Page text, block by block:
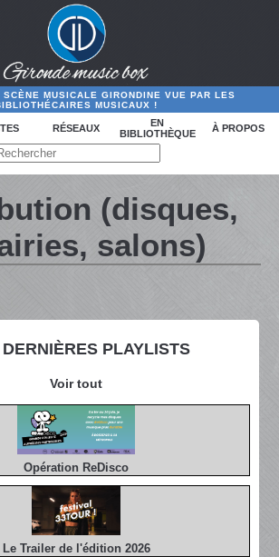
SCÈNE MUSICALE GIRONDINE VUE PAR LES
MUSICAUX !
RÉSEAUX
EN
BIBLIOTHÈQUE
À PROPOS
PLAYLISTS
Voir tout
Opération ReDisco
Le Trailer de l'édition 2026
(disques,
salons)